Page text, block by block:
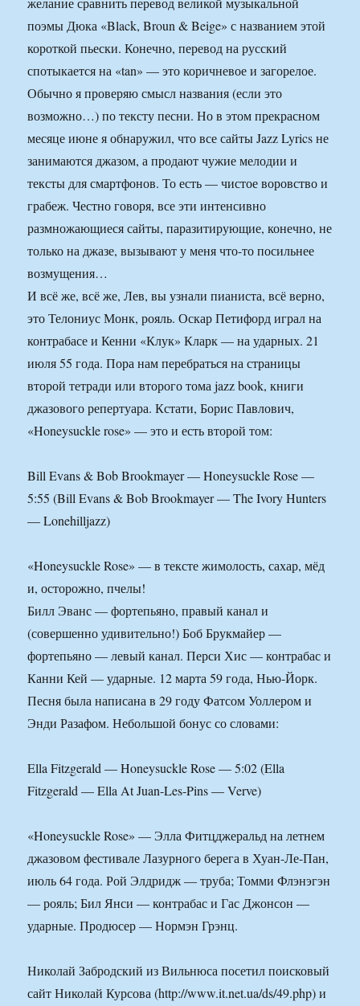
поэмы Дюка «Black, Broun & Beige» с названием этой
короткой пьески. Конечно, перевод на русский
спотыкается на «tan» — это коричневое и загорелое.
Обычно я проверяю смысл названия (если это
возможно…) по тексту песни. Но в этом прекрасном
месяце июне я обнаружил, что все сайты Jazz Lyrics не
занимаются джазом, а продают чужие мелодии и
тексты для смартфонов. То есть — чистое воровство и
грабеж. Честно говоря, все эти интенсивно
размножающиеся сайты, паразитирующие, конечно, не
только на джазе, вызывают у меня что-то посильнее
возмущения…
И всё же, всё же, Лев, вы узнали пианиста, всё верно,
это Телониус Монк, рояль. Оскар Петифорд играл на
контрабасе и Кенни «Клук» Кларк — на ударных. 21
июля 55 года. Пора нам перебраться на страницы
второй тетради или второго тома jazz book, книги
джазового репертуара. Кстати, Борис Павлович,
«Honeysuckle rose» — это и есть второй том:
Bill Evans & Bob Brookmayer — Honeysuckle Rose —
5:55 (Bill Evans & Bob Brookmayer — The Ivory Hunters
— Lonehilljazz)
«Honeysuckle Rose» — в тексте жимолость, сахар, мёд
и, осторожно, пчелы!
Билл Эванс — фортепьяно, правый канал и
(совершенно удивительно!) Боб Брукмайер —
фортепьяно — левый канал. Перси Хис — контрабас и
Канни Кей — ударные. 12 марта 59 года, Нью-Йорк.
Песня была написана в 29 году Фатсом Уоллером и
Энди Разафом. Небольшой бонус со словами:
Ella Fitzgerald — Honeysuckle Rose — 5:02 (Ella
Fitzgerald — Ella At Juan-Les-Pins — Verve)
«Honeysuckle Rose» — Элла Фитцджеральд на летнем
джазовом фестивале Лазурного берега в Хуан-Ле-Пан,
июль 64 года. Рой Элдридж — труба; Томми Флэнэгэн
— рояль; Бил Янси — контрабас и Гас Джонсон —
ударные. Продюсер — Нормэн Грэнц.
Николай Забродский из Вильнюса посетил поисковый
сайт Николай Курсова (http://www.it.net.ua/ds/49.php) и